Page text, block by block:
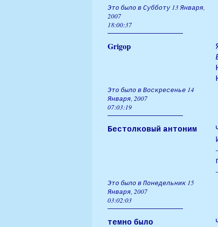
Это было в Субботу 13 Января,
2007
18:00:37
Grigop
Это было в Воскресенье 14
Января, 2007
07:03:19
Бестолковый антоним
Это было в Понедельник 15
Января, 2007
03:02:03
темно было